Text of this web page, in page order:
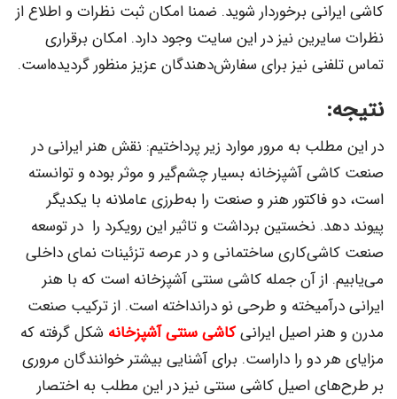
کاشی ایرانی برخوردار شوید. ضمنا امکان ثبت نظرات و اطلاع از
نظرات سایرین نیز در این سایت وجود دارد. امکان برقراری
تماس تلفنی نیز برای سفارش‌دهندگان عزیز منظور گردیده‌است.
نتیجه:
در این مطلب به مرور موارد زیر پرداختیم: نقش هنر ایرانی در
صنعت کاشی آشپزخانه بسیار چشم‌گیر و موثر بوده و توانسته
است، دو فاکتور هنر و صنعت را به‌طرزی عاملانه با یکدیگر
پیوند دهد. نخستین برداشت و تاثیر این رویکرد را در توسعه
صنعت کاشی‌کاری ساختمانی و در عرصه تزئینات نمای داخلی
می‌یابیم. از آن جمله کاشی‌ سنتی آشپزخانه است که با هنر
ایرانی درآمیخته و طرحی نو درانداخته است. از ترکیب صنعت
مدرن و هنر اصیل ایرانیکاشی سنتی آشپزخانه شکل گرفته که
مزایای هر دو را داراست. برای آشنایی بیشتر خوانندگان مروری
بر طرح‌های اصیل کاشی سنتی نیز در این مطلب به اختصار